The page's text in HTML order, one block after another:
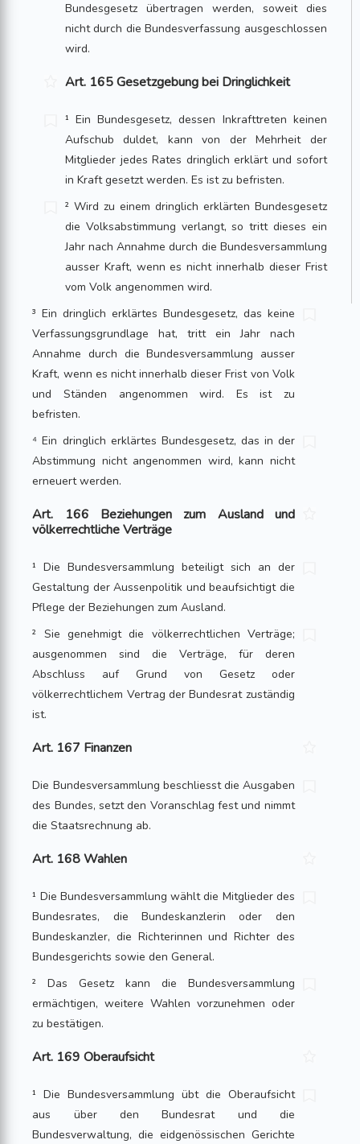
Bundesgesetz übertragen werden, soweit dies
nicht durch die Bundesverfassung ausgeschlossen
wird.
Art. 165 Gesetzgebung bei Dringlichkeit
¹ Ein Bundesgesetz, dessen Inkrafttreten keinen
Aufschub duldet, kann von der Mehrheit der
Mitglieder jedes Rates dringlich erklärt und sofort
in Kraft gesetzt werden. Es ist zu befristen.
² Wird zu einem dringlich erklärten Bundesgesetz
die Volksabstimmung verlangt, so tritt dieses ein
Jahr nach Annahme durch die Bundesversammlung
ausser Kraft, wenn es nicht innerhalb dieser Frist
vom Volk angenommen wird.
³ Ein dringlich erklärtes Bundesgesetz, das keine
Verfassungsgrundlage hat, tritt ein Jahr nach
Annahme durch die Bundesversammlung ausser
Kraft, wenn es nicht innerhalb dieser Frist von Volk
und Ständen angenommen wird. Es ist zu
befristen.
⁴ Ein dringlich erklärtes Bundesgesetz, das in der
Abstimmung nicht angenommen wird, kann nicht
erneuert werden.
Art. 166 Beziehungen zum Ausland und
völkerrechtliche Verträge
¹ Die Bundesversammlung beteiligt sich an der
Gestaltung der Aussenpolitik und beaufsichtigt die
Pflege der Beziehungen zum Ausland.
² Sie genehmigt die völkerrechtlichen Verträge;
ausgenommen sind die Verträge, für deren
Abschluss auf Grund von Gesetz oder
völkerrechtlichem Vertrag der Bundesrat zuständig
ist.
Art. 167 Finanzen
Die Bundesversammlung beschliesst die Ausgaben
des Bundes, setzt den Voranschlag fest und nimmt
die Staatsrechnung ab.
Art. 168 Wahlen
¹ Die Bundesversammlung wählt die Mitglieder des
Bundesrates, die Bundeskanzlerin oder den
Bundeskanzler, die Richterinnen und Richter des
Bundesgerichts sowie den General.
² Das Gesetz kann die Bundesversammlung
ermächtigen, weitere Wahlen vorzunehmen oder
zu bestätigen.
Art. 169 Oberaufsicht
¹ Die Bundesversammlung übt die Oberaufsicht
aus über den Bundesrat und die
Bundesverwaltung, die eidgenössischen Gerichte